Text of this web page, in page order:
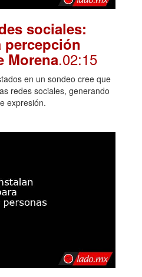
sociales:
percepción
Morena.02:15
en un sondeo cree que
redes sociales, generando
expresión.